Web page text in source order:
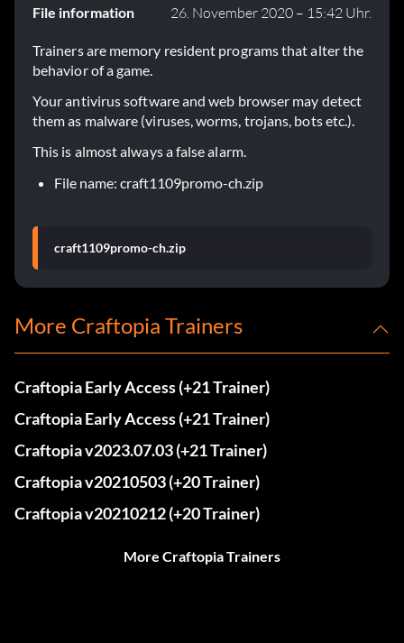
File information 26. November 2020 – 15:42 Uhr.
Trainers are memory resident programs that alter the
behavior of a game.
Your antivirus software and web browser may detect
them as malware (viruses, worms, trojans, bots etc.).
This is almost always a false alarm.
File name: craft1109promo-ch.zip
craft1109promo-ch.zip
More Craftopia Trainers
Craftopia Early Access (+21 Trainer)
Craftopia Early Access (+21 Trainer)
Craftopia v2023.07.03 (+21 Trainer)
Craftopia v20210503 (+20 Trainer)
Craftopia v20210212 (+20 Trainer)
More Craftopia Trainers